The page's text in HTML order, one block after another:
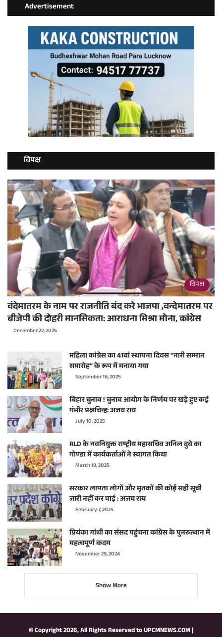
Advertisement
विपक्ष
विपक्ष
वंदेमातरम के नाम पर राजनीति बंद करे भाजपा ,वन्देमातरम पर
बीजेपी की दोहरी मानसिकता: आराधना मिश्रा मोना, कांग्रेस
December 22, 2025
महिला कांग्रेस का 41वां स्थापना दिवस “नारी सम्मान
समारोह” के रूप में मनाया गया
September 16, 2025
बिहार चुनाव ! चुनाव आयोग के निर्णय पर खड़े हुए कई
गंभीर प्रश्नचिन्ह: अजय राय
July 10, 2025
RLD के नवनियुक्त राष्ट्रीय महासचिव अनिल दुबे का
गोण्डा में कार्यकर्ताओं ने स्वागत किया
March 19, 2025
सरकार लापता लोगों और मृतकों की कोई सही सूची
जारी नहीं कर पाई : अजय राय
February 7, 2025
प्रियंका गांधी का संसद पहुंचना कांग्रेस के पुनरुत्थान में
महत्वपूर्ण कदम
November 29, 2024
Show More
© Copyright 2026, All Rights Reserved toUPCMNEWS.COM|